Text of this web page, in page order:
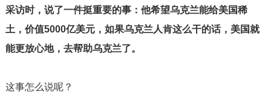
采访时，说了一件挺重要的事：他希望乌克兰能给美国稀
土，价值5000亿美元，如果乌克兰人肯这么干的话，美国就
能更放心地，去帮助乌克兰了。
这事怎么说呢？